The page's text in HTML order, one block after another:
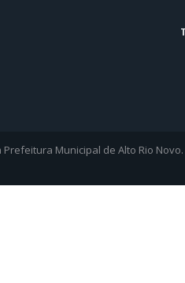
Municipal de Alto Rio Novo.